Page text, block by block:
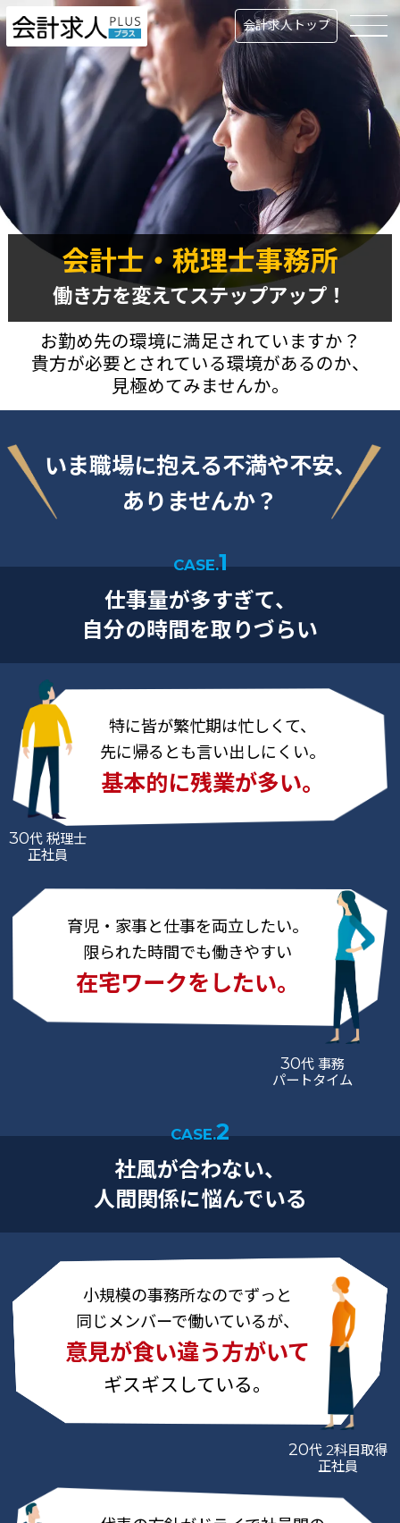
会計求人トップ
会計士・税理士事務所
働き方を変えてステップアップ！
お勤め先の環境に満足されていますか？
貴方が必要とされている環境があるのか、
見極めてみませんか。
いま職場に抱える不満や不安、
ありませんか？
CASE.1
仕事量が多すぎて、
自分の時間を取りづらい
30代 税理士
正社員
特に皆が繁忙期は忙しくて、
先に帰るとも言い出しにくい。
基本的に残業が多い。
30代 事務
パートタイム
育児・家事と仕事を両立したい。
限られた時間でも働きやすい
在宅ワークをしたい。
CASE.2
社風が合わない、
人間関係に悩んでいる
20代 2科目取得
正社員
小規模の事務所なのでずっと
同じメンバーで働いているが、
意見が食い違う方がいて
ギスギスしている。